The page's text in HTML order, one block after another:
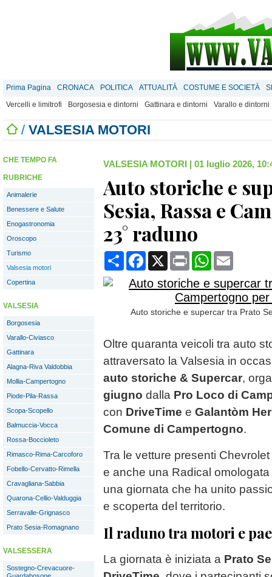
Prima Pagina CRONACA POLITICA ATTUALITÀ COSTUME E SOCIETÀ
Vercelli e limitrofi
Borgosesia e dintorni Gattinara e dintorni Varallo e dintorni
/ VALSESIA MOTORI
CHE TEMPO FA
RUBRICHE
Animalerie
Benessere e Salute
Enogastronomia
Oroscopo
Turismo
Valsesia motori
Copertina
VALSESIA
Borgosesia
Varallo-Civiasco
Gattinara
Alagna-Riva Valdobbia
Mollia-Campertogno
Piode-Pila-Rassa
Scopa-Scopello
Balmuccia-Vocca
Rossa-Boccioleto
Rimasco-Rima-Carcoforo
Fobello-Cervatto-Rimella
Cravagliana-Sabbia
Quarona-Cellio-Valduggia
Serravalle-Grignasco
Prato Sesia-Romagnano
VALSESSERA
Sostegno-Crevacuore-
VALSESIA MOTORI | 01 luglio 2026,
Auto storiche e
Sesia, Rassa e
23° raduno
CondividiFacebook
X Print WhatsApp
Auto storiche e supercar tra Prato
Oltre quaranta veicoli tra auto
attraversato la Valsesia in
auto storiche & Supercar,
giugno dalla Pro Loco di
con DriveTime e Galantòm
Comune di Campertogno.
Tra le vetture presenti
e anche una Radical
una giornata che ha unito
e scoperta del territorio.
Il raduno tra motori e
La giornata è iniziata a Prato